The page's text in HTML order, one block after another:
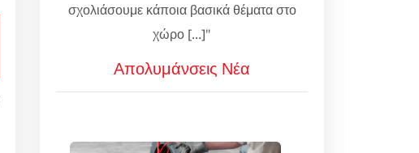
σχολιάσουμε κάποια βασικά θέματα στο
χώρο [...]"
Απολυμάνσεις Νέα